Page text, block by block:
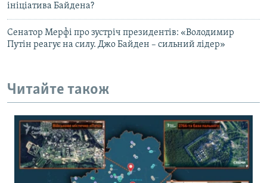
ініціатива Байдена?
Сенатор Мерфі про зустріч президентів: «Володимир
Путін реагує на силу. Джо Байден – сильний лідер»
Читайте також